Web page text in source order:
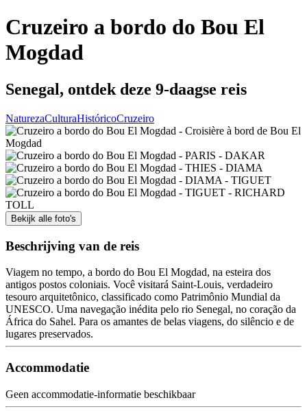
Cruzeiro a bordo do Bou El
Mogdad
Senegal, ontdek deze 9-daagse reis
NaturezaCulturaHistóricoCruzeiro
Bekijk alle foto's
Beschrijving van de reis
Viagem no tempo, a bordo do Bou El Mogdad, na esteira dos
antigos postos coloniais. Você visitará Saint-Louis, verdadeiro
tesouro arquitetônico, classificado como Patrimônio Mundial da
UNESCO. Uma navegação inédita pelo rio Senegal, no coração da
África do Sahel. Para os amantes de belas viagens, do silêncio e de
lugares preservados.
Accommodatie
Geen accommodatie-informatie beschikbaar